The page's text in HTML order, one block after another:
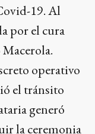
19. Al
por el cura
operativo
el tránsito
generó
la ceremonia